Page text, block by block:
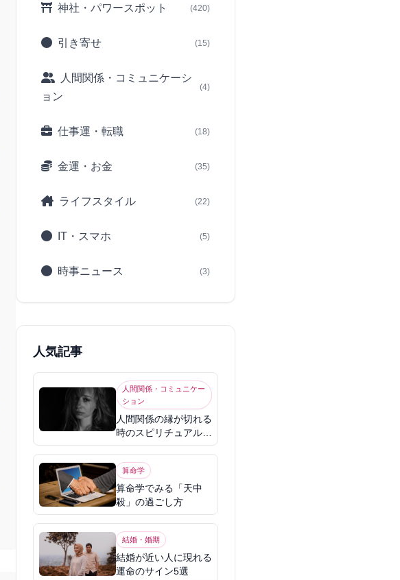
神社・パワースポット (420)
引き寄せ (15)
人間関係・コミュニケーシ
ョン
(4)
仕事運・転職 (18)
金運・お金 (35)
ライフスタイル (22)
IT・スマホ (5)
時事ニュース (3)
人気記事
人間関係・コミュニケー
ション
人間関係の縁が切れる
時のスピリチュアル意
味
算命学
算命学でみる「天中
殺」の過ごし方
結婚・婚期
結婚が近い人に現れる
運命のサイン5選